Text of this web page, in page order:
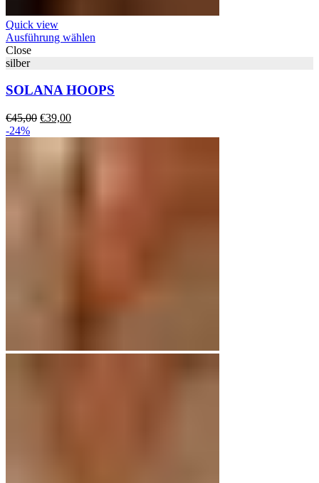
Quick view
Ausführung wählen
Close
silber
SOLANA HOOPS
€45,00 Ursprünglicher
€39,00Aktueller
-24%